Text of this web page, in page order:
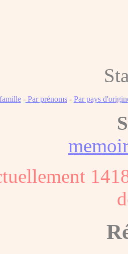
-Par prénoms- Par pays